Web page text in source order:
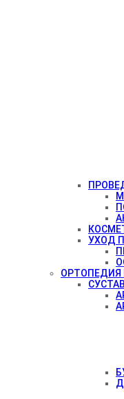
УХОД
ОРТОПЕДИЯ